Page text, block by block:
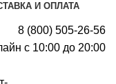
И ОПЛАТА
8 (800) 505-26-56
с 10:00 до 20:00